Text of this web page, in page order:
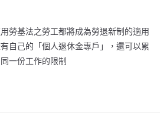
勞基法之勞工都將成為勞退新制的適用
自己的「個人退休金專戶」，還可以累
一份工作的限制